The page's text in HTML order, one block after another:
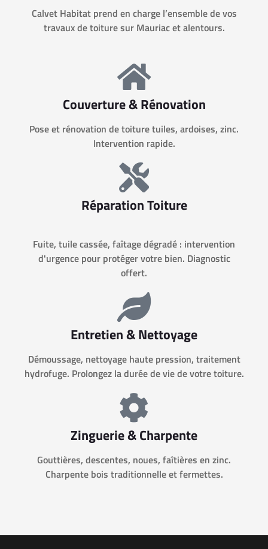
Calvet Habitat prend en charge l’ensemble de vos
travaux de toiture sur Mauriac et alentours.
Couverture & Rénovation
Pose et rénovation de toiture tuiles, ardoises, zinc.
Intervention rapide.
Réparation Toiture
Fuite, tuile cassée, faîtage dégradé : intervention
d'urgence pour protéger votre bien. Diagnostic
offert.
Entretien & Nettoyage
Démoussage, nettoyage haute pression, traitement
hydrofuge. Prolongez la durée de vie de votre toiture.
Zinguerie & Charpente
Gouttières, descentes, noues, faîtières en zinc.
Charpente bois traditionnelle et fermettes.